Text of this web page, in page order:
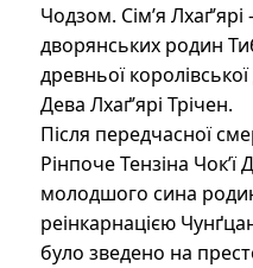
Чодзом. Сім’я
дворянських родин
древньої
Дева Лхаґ’ярі Трічен.
Після передчасної
Рінпоче Тензіна
молодшого сина
реінкарнацією
було зведено на